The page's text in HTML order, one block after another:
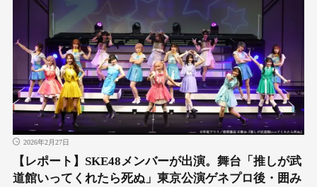
2026年2月27日
【レポート】SKE48メンバーが出演。舞台「推しが武
道館いってくれたら死ぬ」東京公演ゲネプロ後・囲み